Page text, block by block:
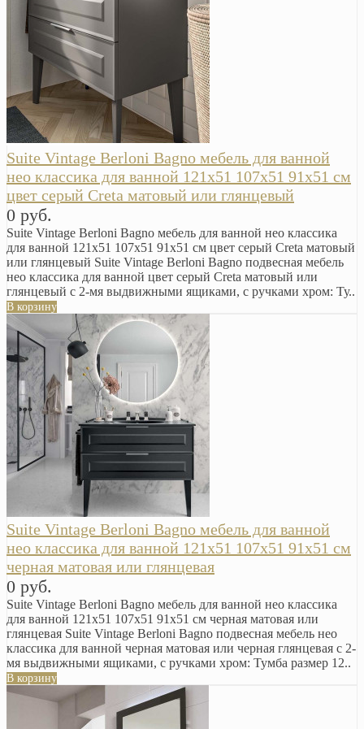
Suite Vintage Berloni Bagno мебель для ванной
нео классика для ванной 121х51 107х51 91х51 см
цвет серый Creta матовый или глянцевый
0 руб.
Suite Vintage Berloni Bagno мебель для ванной нео классика
для ванной 121х51 107х51 91х51 см цвет серый Creta матовый
или глянцевый Suite Vintage Berloni Bagno подвесная мебель
нео классика для ванной цвет серый Creta матовый или
глянцевый с 2-мя выдвижными ящиками, с ручками хром: Ту..
В корзину
Suite Vintage Berloni Bagno мебель для ванной
нео классика для ванной 121х51 107х51 91х51 см
черная матовая или глянцевая
0 руб.
Suite Vintage Berloni Bagno мебель для ванной нео классика
для ванной 121х51 107х51 91х51 см черная матовая или
глянцевая Suite Vintage Berloni Bagno подвесная мебель нео
классика для ванной черная матовая или черная глянцевая с 2-
мя выдвижными ящиками, с ручками хром: Тумба размер 12..
В корзину